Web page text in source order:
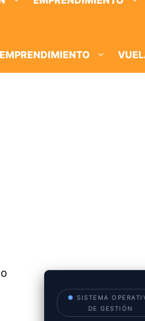
EMPRENDIMIENTO
● SISTEMA
DE GESTIÓN